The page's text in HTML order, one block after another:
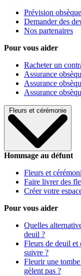
Prévision
Demander des
Nos partenaires
Pour vous aider
Racheter un
Assurance
Assurance
Assurance
Fleurs et cérémonie
Hommage au défunt
Fleurs et
Faire livrer des
Créer votre
Pour vous aider
Quelles
deuil ?
Fleurs de deuil et
suivre ?
Fleurir une
gèlent pas ?